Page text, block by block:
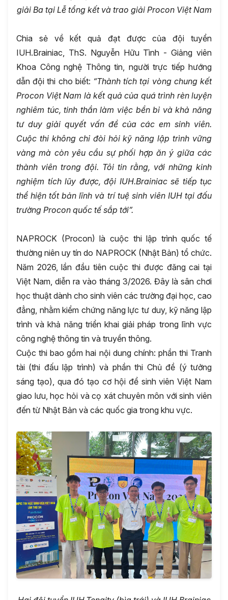
giải Ba tại Lễ tổng kết và trao giải Procon Việt Nam
Chia sẻ về kết quả đạt được của đội tuyển
IUH.Brainiac, ThS. Nguyễn Hữu Tình - Giảng viên
Khoa Công nghệ Thông tin, người trực tiếp hướng
dẫn đội thi cho biết: “Thành tích tại vòng chung kết
Procon Việt Nam là kết quả của quá trình rèn luyện
nghiêm túc, tinh thần làm việc bền bỉ và khả năng
tư duy giải quyết vấn đề của các em sinh viên.
Cuộc thi không chỉ đòi hỏi kỹ năng lập trình vững
vàng mà còn yêu cầu sự phối hợp ăn ý giữa các
thành viên trong đội. Tôi tin rằng, với những kinh
nghiệm tích lũy được, đội IUH.Brainiac sẽ tiếp tục
thể hiện tốt bản lĩnh và trí tuệ sinh viên IUH tại đấu
trường Procon quốc tế sắp tới”.
NAPROCK (Procon) là cuộc thi lập trình quốc tế
thường niên uy tín do NAPROCK (Nhật Bản) tổ chức.
Năm 2026, lần đầu tiên cuộc thi được đăng cai tại
Việt Nam, diễn ra vào tháng 3/2026. Đây là sân chơi
học thuật dành cho sinh viên các trường đại học, cao
đẳng, nhằm kiểm chứng năng lực tư duy, kỹ năng lập
trình và khả năng triển khai giải pháp trong lĩnh vực
công nghệ thông tin và truyền thông.
Cuộc thi bao gồm hai nội dung chính: phần thi Tranh
tài (thi đấu lập trình) và phần thi Chủ đề (ý tưởng
sáng tạo), qua đó tạo cơ hội để sinh viên Việt Nam
giao lưu, học hỏi và cọ xát chuyên môn với sinh viên
đến từ Nhật Bản và các quốc gia trong khu vực.